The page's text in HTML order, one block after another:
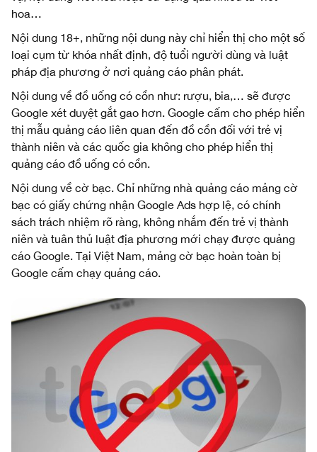
hoa…
Nội dung 18+, những nội dung này chỉ hiển thị cho một số
loại cụm từ khóa nhất định, độ tuổi người dùng và luật
pháp địa phương ở nơi quảng cáo phân phát.
Nội dung về đồ uống có cồn như: rượu, bia,… sẽ được
Google xét duyệt gắt gao hơn. Google cấm cho phép hiển
thị mẫu quảng cáo liên quan đến đồ cồn đối với trẻ vị
thành niên và các quốc gia không cho phép hiển thị
quảng cáo đồ uống có cồn.
Nội dung về cờ bạc. Chỉ những nhà quảng cáo mảng cờ
bạc có giấy chứng nhận Google Ads hợp lệ, có chính
sách trách nhiệm rõ ràng, không nhắm đến trẻ vị thành
niên và tuân thủ luật địa phương mới chạy được quảng
cáo Google. Tại Việt Nam, mảng cờ bạc hoàn toàn bị
Google cấm chạy quảng cáo.